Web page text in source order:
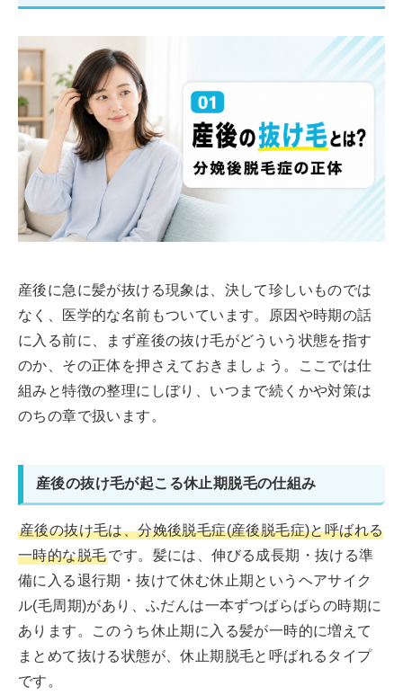
産後に急に髪が抜ける現象は、決して珍しいものでは
なく、医学的な名前もついています。原因や時期の話
に入る前に、まず産後の抜け毛がどういう状態を指す
のか、その正体を押さえておきましょう。ここでは仕
組みと特徴の整理にしぼり、いつまで続くかや対策は
のちの章で扱います。
産後の抜け毛が起こる休止期脱毛の仕組み
産後の抜け毛は、分娩後脱毛症(産後脱毛症)と呼ばれる
一時的な脱毛です。髪には、伸びる成長期・抜ける準
備に入る退行期・抜けて休む休止期というヘアサイク
ル(毛周期)があり、ふだんは一本ずつばらばらの時期に
あります。このうち休止期に入る髪が一時的に増えて
まとめて抜ける状態が、休止期脱毛と呼ばれるタイプ
です。